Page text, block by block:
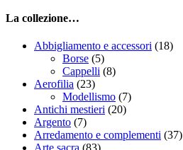
La collezione…
Abbigliamento e accessori (18)
Borse (5)
Cappelli (8)
Aerofilia (23)
Modellismo (7)
Antichi mestieri (20)
Argento (7)
Arredamento e complementi (37)